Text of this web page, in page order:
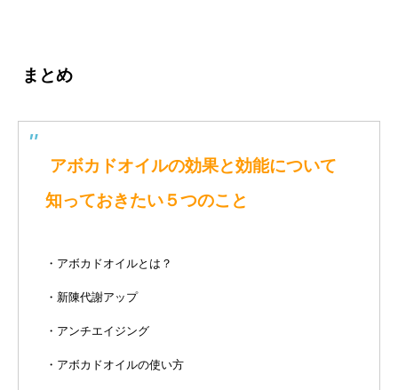
まとめ
アボカドオイルの効果と効能について
知っておきたい５つのこと
・アボカドオイルとは？
・新陳代謝アップ
・アンチエイジング
・アボカドオイルの使い方